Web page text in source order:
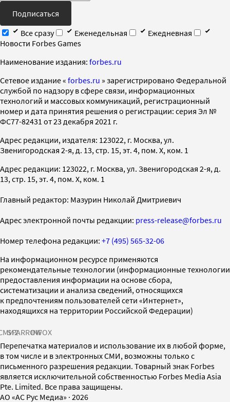
Подписаться
Все сразу
Еженедельная
Ежедневная
Новости Forbes Games
Наименование издания: forbes.ru
Cетевое издание « forbes.ru » зарегистрировано Федеральной
службой по надзору в сфере связи, информационных
технологий и массовых коммуникаций, регистрационный
номер и дата принятия решения о регистрации: серия Эл №
ФС77-82431 от 23 декабря 2021 г.
Адрес редакции, издателя: 123022, г. Москва, ул.
Звенигородская 2-я, д. 13, стр. 15, эт. 4, пом. X, ком. 1
Адрес редакции: 123022, г. Москва, ул. Звенигородская 2-я, д.
13, стр. 15, эт. 4, пом. X, ком. 1
Главный редактор: Мазурин Николай Дмитриевич
Адрес электронной почты редакции: press-release@forbes.ru
Номер телефона редакции: +7 (495) 565-32-06
На информационном ресурсе применяются
рекомендательные технологии (информационные технологии
предоставления информации на основе сбора,
систематизации и анализа сведений, относящихся
к предпочтениям пользователей сети «Интернет»,
находящихся на территории Российской Федерации)
SPARROWINFOX
Перепечатка материалов и использование их в любой форме,
в том числе и в электронных СМИ, возможны только с
письменного разрешения редакции. Товарный знак Forbes
является исключительной собственностью Forbes Media Asia
Pte. Limited. Все права защищены.
AO «АС Рус Медиа» · 2026